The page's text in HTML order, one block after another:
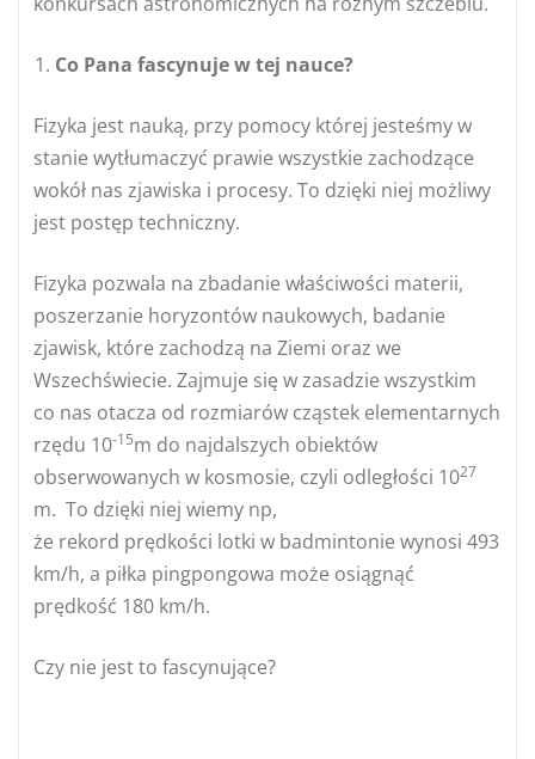
Co Pana fascynuje w tej nauce?
Fizyka jest nauką, przy pomocy której jesteśmy w
stanie wytłumaczyć prawie wszystkie zachodzące
wokół nas zjawiska i procesy. To dzięki niej możliwy
jest postęp techniczny.
Fizyka pozwala na zbadanie właściwości materii,
poszerzanie horyzontów naukowych, badanie
zjawisk, które zachodzą na Ziemi oraz we
Wszechświecie. Zajmuje się w zasadzie wszystkim
co nas otacza od rozmiarów cząstek elementarnych
rzędu 10-15m do najdalszych obiektów
obserwowanych w kosmosie, czyli odległości 1027
m. To dzięki niej wiemy np,
że rekord prędkości lotki w badmintonie wynosi 493
km/h, a piłka pingpongowa może osiągnąć
prędkość 180 km/h.
Czy nie jest to fascynujące?